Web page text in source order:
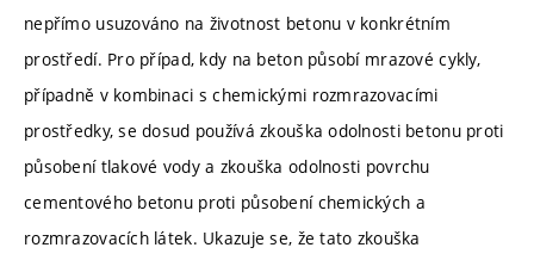
nepřímo usuzováno na životnost betonu v konkrétním
prostředí. Pro případ, kdy na beton působí mrazové cykly,
případně v kombinaci s chemickými rozmrazovacími
prostředky, se dosud používá zkouška odolnosti betonu proti
působení tlakové vody a zkouška odolnosti povrchu
cementového betonu proti působení chemických a
rozmrazovacích látek. Ukazuje se, že tato zkouška